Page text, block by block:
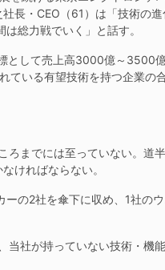
長・CEO（61）は「技術の
総力戦でいく」と話す。
として売上高3000億～3500
ている有望技術を持つ企業の
までには至っていない。道
ければならない。
の2社を傘下に収め、1社の
社が持っていない技術・機